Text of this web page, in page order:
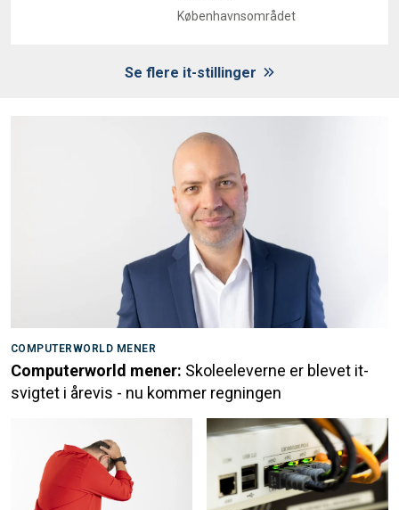
Københavnsområdet
Se flere it-stillinger
COMPUTERWORLD MENER
Computerworld mener: Skoleeleverne er blevet it-
svigtet i årevis - nu kommer regningen